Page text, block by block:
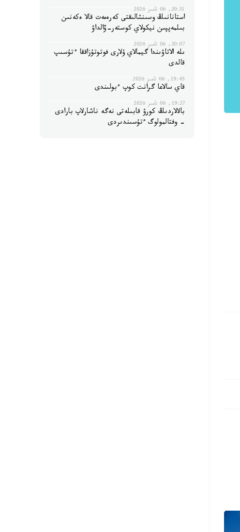
20:31, 06 تامىز 2026
استانانىڭ وسىنشالىقتى كەرەمەت قالا ەكەنىن
بىلمەپپىن نيكولاي كوستەر-ۆالداۋ
20:07, 06 تامىز 2026
ىلە الاتاۋىندا گيمالاي ۇلارى فوتوتۇزاققا ءتۇسىپ
قالدى
19:45, 06 تامىز 2026
قاي سالاعا گرانت كوپ ءبولىندى
19:27, 06 تامىز 2026
بالالاردىڭ كورۋ قابىلەتى نەگە ناشارلاپ بارادى
- وفتالمولوگ ءتۇسىندىردى